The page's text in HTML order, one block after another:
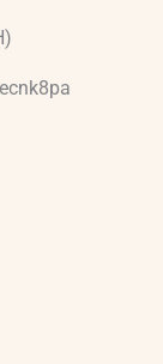
ecnk8pa